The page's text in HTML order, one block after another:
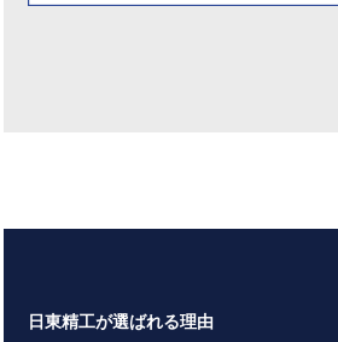
日東精工が選ばれる理由